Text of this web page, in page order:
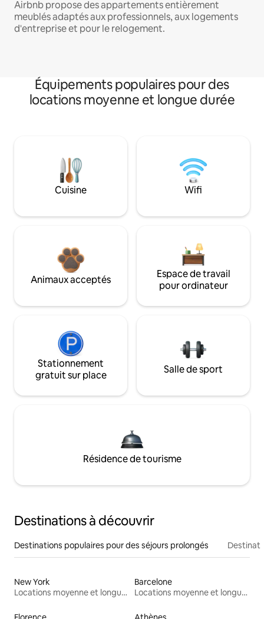
Airbnb propose des appartements entièrement
meublés adaptés aux professionnels, aux logements
d'entreprise et pour le relogement.
Équipements populaires pour des
locations moyenne et longue durée
Cuisine Wifi
Animaux acceptés
Espace de travail
pour ordinateur
Stationnement
gratuit sur place
Salle de sport
Résidence de tourisme
Destinations à découvrir
Destinations populaires pour des séjours prolongés
New York
Locations moyenne et longue durée
Barcelone
Locations moyenne et longue durée